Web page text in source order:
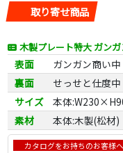
取り寄せ商品
木製プレート特大 ガン
表面
ガンガン商い中
裏面
せっせと仕度中
サイズ
本体
素材
本体:木製(松材)
カタログをお持ちのお客様へ